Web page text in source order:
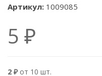
Артикул: 1009085
5 ₽
2 ₽ от 10 шт.